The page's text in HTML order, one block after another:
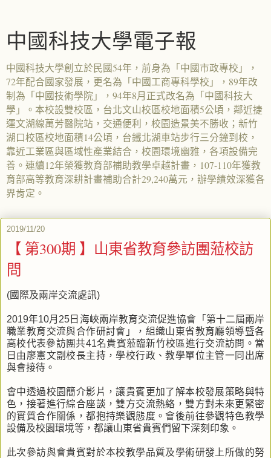
中國科技大學電子報
中國科技大學創立於民國54年，前身為「中國市政專校」，
72年配合國家發展，更名為「中國工商專科學校」，89年改
制為「中國技術學院」，94年8月正式改名為「中國科技大
學」。本校設雙校區，台北文山校區校地面積5公頃，鄰近捷
運文湖線萬芳醫院站，交通便利，校園造景美不勝收；新竹
湖口校區校地面積14公頃，台鐵北湖車站步行三分鐘到校，
靠近工業區與區域性產業結合，校園環境幽雅，各項設備完
善。連續12年榮獲教育部補助教學卓越計畫，107-110年獲教
育部高等教育深耕計畫補助合計29,240萬元，辦學績效深獲各
界肯定。
2019/11/20
【 第300期 】山東省教育參訪團蒞校訪
問
(國際及兩岸交流處訊)
2019年10月25日海峽兩岸教育交流促進協會「第十二屆兩岸
職業教育交流與合作研討會」，組織山東省教育廳領導暨各
高校代表參訪團共41名貴賓蒞臨新竹校區進行交流訪問。當
日由廖憲文副校長主持，學校行政、教學單位主管一同出席
與會接待。
會中透過校園簡介影片，讓貴賓更加了解本校發展策略與特
色，接著進行綜合座談，雙方交流熱絡，雙方對未來更緊密
的實質合作關係，都抱持樂觀態度。會後前往參觀特色教學
設備及校園環境等，都讓山東省貴賓們留下深刻印象。
此次參訪與會貴賓對於本校教學品質及學術研發上所做的努